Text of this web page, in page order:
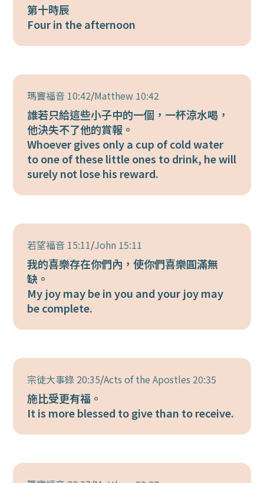
第十時辰
Four in the afternoon
瑪竇福音 10:42/Matthew 10:42
誰若只給這些小子中的一個，一杯涼水喝，
他決失不了他的賞報。
Whoever gives only a cup of cold water
to one of these little ones to drink, he will
surely not lose his reward.
若望福音 15:11/John 15:11
我的喜樂存在你們內，使你們喜樂圓滿無
缺。
My joy may be in you and your joy may
be complete.
宗徒大事錄 20:35/Acts of the Apostles 20:35
施比受更有福。
It is more blessed to give than to receive.